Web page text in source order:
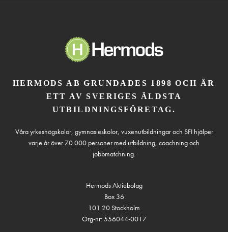
HERMODS AB GRUNDADES 1898 OCH ÄR
ETT AV SVERIGES ÄLDSTA
UTBILDNINGSFÖRETAG.
Våra yrkeshögskolor, gymnasieskolor, vuxenutbildningar och SFI hjälper
varje år över 70 000 personer med utbildning, coachning och
jobbmatchning.
Hermods Aktiebolag
Box 36
101 20 Stockholm
Org-nr: 556044-0017